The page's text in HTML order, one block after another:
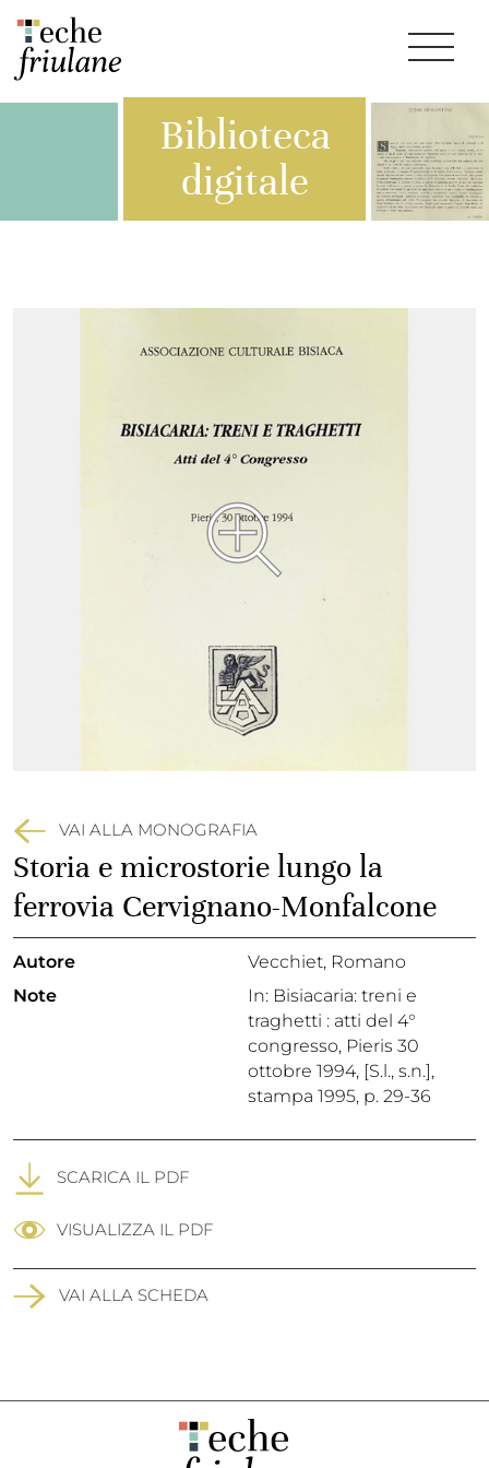
Biblioteca
digitale
VAI ALLA MONOGRAFIA
Storia e microstorie lungo la
ferrovia Cervignano-Monfalcone
Autore
Vecchiet, Romano
Note
In: Bisiacaria: treni e
traghetti : atti del 4°
congresso, Pieris 30
ottobre 1994, [S.l., s.n.],
stampa 1995, p. 29-36
SCARICA IL PDF
VISUALIZZA IL PDF
VAI ALLA SCHEDA